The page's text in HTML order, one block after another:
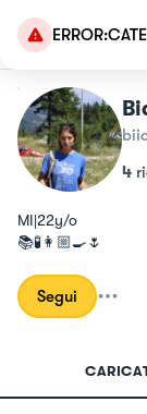
4
MI|22y/o
📚🧪👩🏼‍🍳🌷
Segui